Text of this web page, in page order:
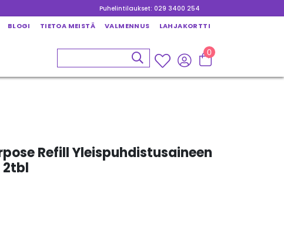
Puhelintilaukset: 029 3400 254
BLOGI TIETOA MEISTÄ VALMENNUS LAHJAKORTTI
0
Refill Yleispuhdistusaineen